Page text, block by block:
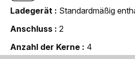
Ladegerät
Standardmäßig
Anschluss
2
Anzahl der Kerne
4